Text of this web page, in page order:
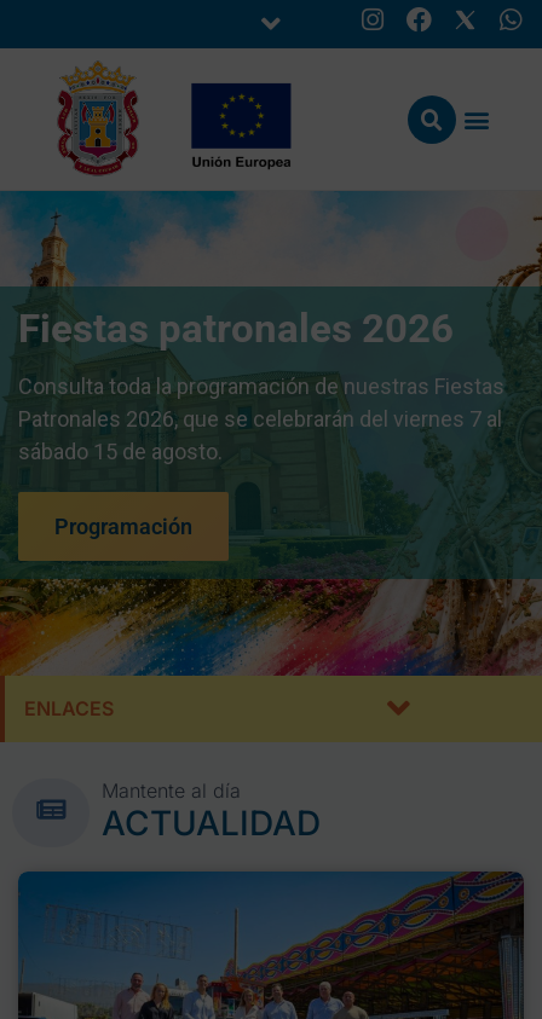
Fiestas patronales 2026
Consulta toda la programación de nuestras Fiestas
Patronales 2026, que se celebrarán del viernes 7 al
sábado 15 de agosto.
Programación
ENLACES
Mantente al día
ACTUALIDAD